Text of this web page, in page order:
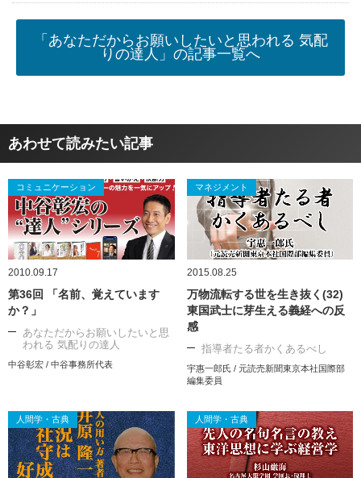
「あなただからお願いしたいと思われる 気配
りの達人」の記事一覧へ
あわせて読みたい記事
コミュニケーション
2010.09.17
第36回 「名前、覚えています
か？」
あなただからお願いしたいと思
われる 気配りの達人
中谷彰宏 / 中谷事務所代表
マネジメント
2015.08.25
万物流転する世を生き抜く(32)
東国武士に芽生える義経への反
感
指導者たる者かくあるべし
宇惠一郎氏 / 元読売新聞東京本社国際部
編集委員
人間学・古典 人間学・古典